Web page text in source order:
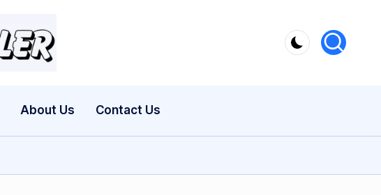
About Us Contact Us